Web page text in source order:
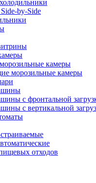
by-Side
камеры
морозильные камеры
с фронтальной
с вертикальной
отходов